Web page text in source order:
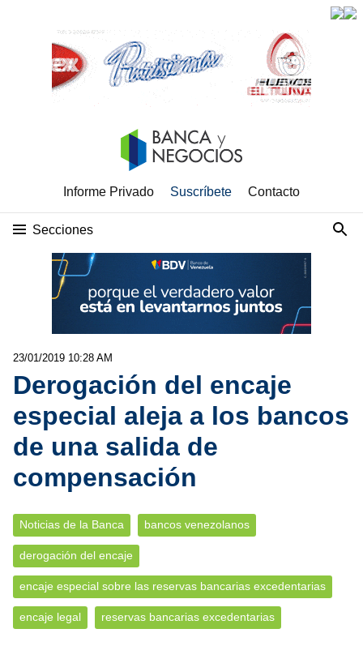
Informe Privado Suscríbete Contacto
Secciones
23/01/2019 10:28 AM
Derogación del encaje
especial aleja a los bancos
de una salida de
compensación
Noticias de la Banca bancos venezolanos
derogación del encaje
encaje especial sobre las reservas bancarias excedentarias
encaje legal reservas bancarias excedentarias